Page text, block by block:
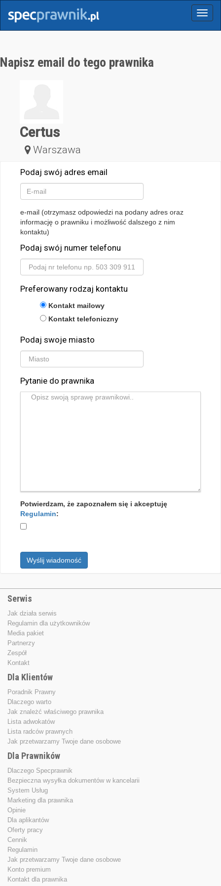
Menu
Napisz email do tego prawnika
Certus
Warszawa
Podaj swój adres email
e-mail (otrzymasz odpowiedzi na podany adres oraz
informację o prawniku i możliwość dalszego z nim
kontaktu)
Podaj swój numer telefonu
Preferowany rodzaj kontaktu
Kontakt mailowy
Kontakt telefoniczny
Podaj swoje miasto
Pytanie do prawnika
Potwierdzam, że zapoznałem się i akceptuję
Regulamin:
Wyślij wiadomość
Serwis
Jak działa serwis
Regulamin dla użytkowników
Media pakiet
Partnerzy
Zespół
Kontakt
Dla Klientów
Poradnik Prawny
Dlaczego warto
Jak znależć właściwego prawnika
Lista adwokatów
Lista radców prawnych
Jak przetwarzamy Twoje dane osobowe
Dla Prawników
Dlaczego Specprawnik
Bezpieczna wysyłka dokumentów w kancelarii
System Usług
Marketing dla prawnika
Opinie
Dla aplikantów
Oferty pracy
Cennik
Regulamin
Jak przetwarzamy Twoje dane osobowe
Konto premium
Kontakt dla prawnika